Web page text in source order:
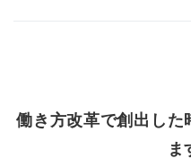
働き方改革で創出した
ま